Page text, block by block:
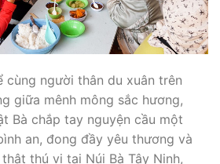
cùng người thân du xuân trên
giữa mênh mông sắc hương,
Bà chắp tay nguyện cầu một
an, đong đầy yêu thương và
thú vị tại Núi Bà Tây Ninh,